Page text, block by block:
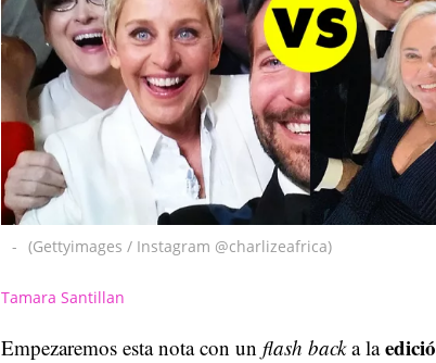
- (Gettyimages / Instagram @charlizeafrica)
Tamara Santillan
Empezaremos esta nota con un flash backa la